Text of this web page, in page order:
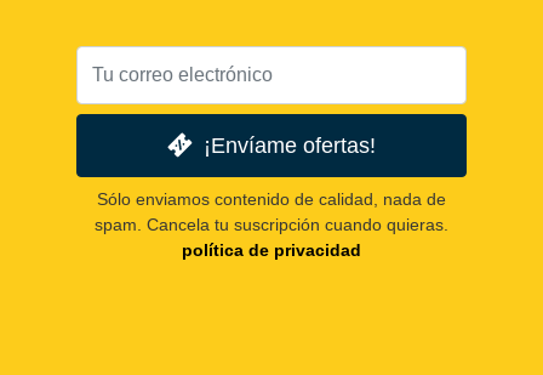
¡Envíame ofertas!
Sólo enviamos contenido de calidad, nada de
spam. Cancela tu suscripción cuando quieras.
política de privacidad